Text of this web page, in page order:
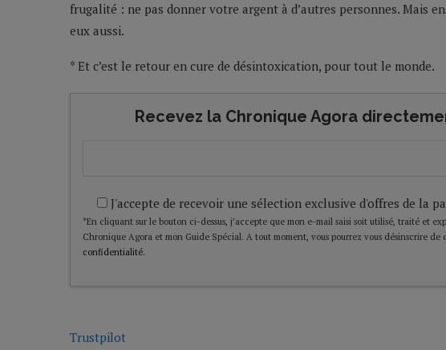
frugalité : ne pas donner votre argent à d’autres personnes. Mais
eux aussi.
* Et c’est le retour en cure de désintoxication, pour tout le monde.
Recevez la Chronique Agora
J'accepte de recevoir une sélection exclusive d'offres de la
*En cliquant sur le bouton ci-dessus, j’accepte que mon e-mail saisi soit utilisé, traité et
Chronique Agora et mon Guide Spécial. A tout moment, vous pourrez vous désinscrire
confidentialité.
Trustpilot